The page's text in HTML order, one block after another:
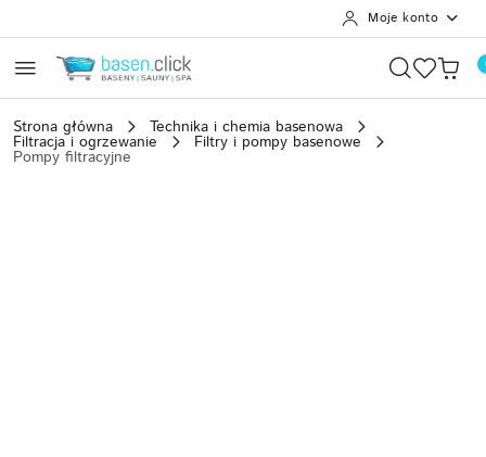
Moje konto
Strona główna Technika i chemia basenowa
Filtracja i ogrzewanie Filtry i pompy basenowe
Pompy filtracyjne